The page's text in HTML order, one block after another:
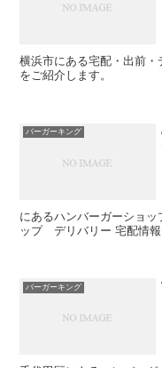
横浜市にある宅配・出前
をご紹介します。
バーガーキング
にあるハンバーガーショ
ップ デリバリー 宅配情報
バーガーキング